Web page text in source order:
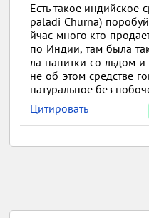
Есть такое
paladi Churna)
йчас много кто
по Индии, там была
ла напитки со льдом и
не об этом средстве
натуральное без
Цитировать